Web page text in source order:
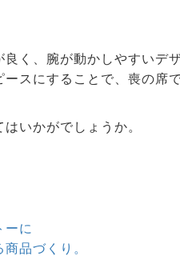
く、腕が動かしやすいデ
スにすることで、喪の席
いかがでしょうか。
ーに
品づくり。